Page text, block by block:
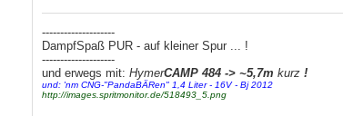
--------------------
DampfSpaß PUR - auf kleiner Spur ... !
--------------------
und erwegs mit: HymerCAMP 484 -> ~5,7m kurz !
und: 'nm CNG-"PandaBÄRen" 1,4 Liter - 16V - Bj 2012
http://images.spritmonitor.de/518493_5.png